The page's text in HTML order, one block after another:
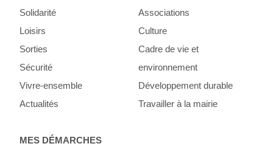
Solidarité
Loisirs
Sorties
Sécurité
Vivre-ensemble
Actualités
Associations
Culture
Cadre de vie et
environnement
Développement durable
Travailler à la mairie
MES DÉMARCHES